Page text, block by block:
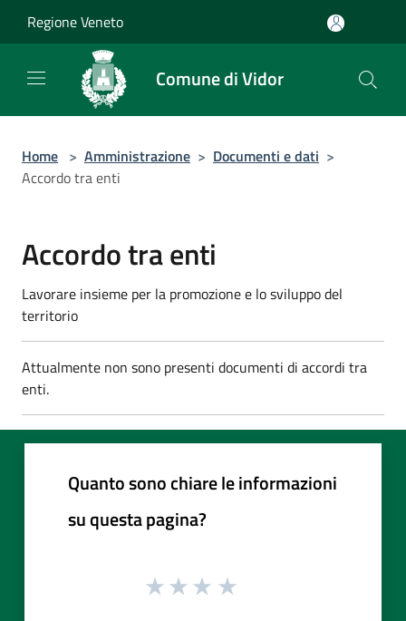
Regione Veneto
Comune di Vidor
Home > Amministrazione > Documenti e dati >
Accordo tra enti
Accordo tra enti
Lavorare insieme per la promozione e lo sviluppo del
territorio
Attualmente non sono presenti documenti di accordi tra
enti.
Quanto sono chiare le informazioni
su questa pagina?